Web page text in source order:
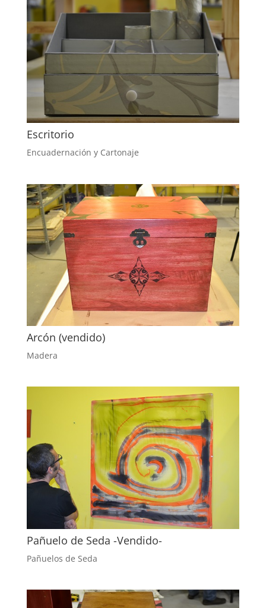
Escritorio
Encuadernación y Cartonaje
Arcón (vendido)
Madera
Pañuelo de Seda -Vendido-
Pañuelos de Seda